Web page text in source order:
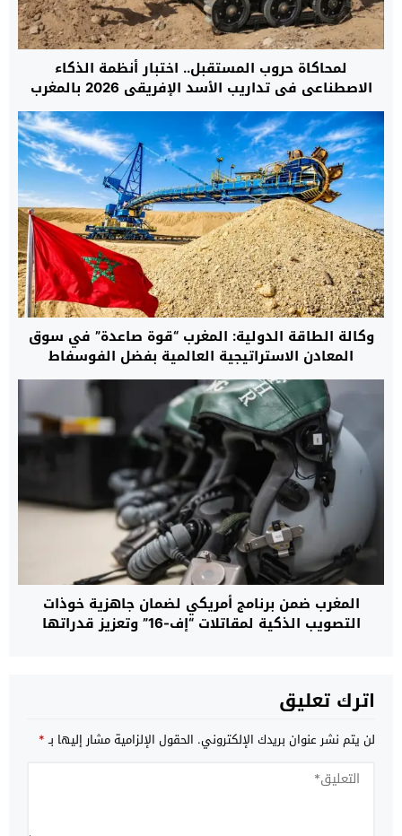
لمحاكاة حروب المستقبل.. اختبار أنظمة الذكاء
الاصطناعي في تداريب الأسد الإفريقي 2026 بالمغرب
لأول مرة
وكالة الطاقة الدولية: المغرب “قوة صاعدة” في سوق
المعادن الاستراتيجية العالمية بفضل الفوسفاط
والكوبالت واستثماراته في صناعة البطاريات
المغرب ضمن برنامج أمريكي لضمان جاهزية خوذات
التصويب الذكية لمقاتلات “إف-16” وتعزيز قدراتها
اترك تعليق
لن يتم نشر عنوان بريدك الإلكتروني. الحقول الإلزامية مشار إليها بـ*